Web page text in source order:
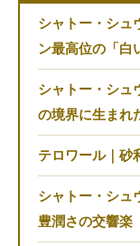
シャトー・シュ
ン最高位の「白
シャトー・シュ
の境界に生まれ
テロワール｜砂
シャトー・シュ
豊潤さの交響楽